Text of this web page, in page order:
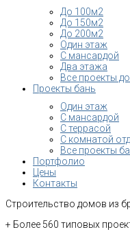
До 100м2
До 150м2
До 200м2
Один этаж
С мансардой
Два этажа
Все проекты
Проекты бань
Один этаж
С мансардой
С террасой
С комнатой
Все проекты
Портфолио
Цены
Контакты
Строительство домов из
+ Более 560 типовых